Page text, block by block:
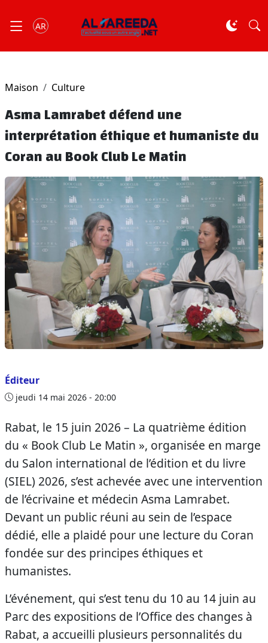
AR
Maison Culture
Asma Lamrabet défend une
interprétation éthique et humaniste du
Coran au Book Club Le Matin
Éditeur
jeudi 14 mai 2026 - 20:00
Rabat, le 15 juin 2026 – La quatrième édition
du « Book Club Le Matin », organisée en marge
du Salon international de l’édition et du livre
(SIEL) 2026, s’est achevée avec une intervention
de l’écrivaine et médecin Asma Lamrabet.
Devant un public réuni au sein de l’espace
dédié, elle a plaidé pour une lecture du Coran
fondée sur des principes éthiques et
humanistes.
L’événement, qui s’est tenu du 10 au 14 juin au
Parc des expositions de l’Office des changes à
Rabat, a accueilli plusieurs personnalités du